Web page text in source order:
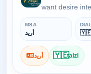
want desire
MSA
أريد 🇾🇪
أريد 🇾🇪taizi